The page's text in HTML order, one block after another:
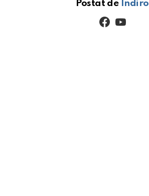
Postat de Indiro